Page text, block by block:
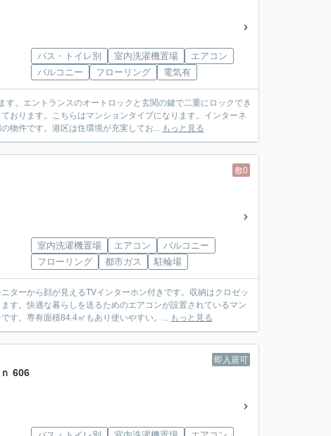
バス・トイレ別 室内洗濯機置場
エアコン
バルコニー
フローリング 電気有
。エントランスのオートロックと玄関の鍵で二重にロックでき
おります。こちらはマンションタイプになります。インターネ
物件です。港区は住環境が充実してお... もっと見る
敷0
室内洗濯機置場 エアコン
バルコニー
フローリング
都市ガス 駐輪場
ターから顔が見えるTVインターホン付きです。収納はクロゼッ
す。快適な暮らしを送るためのエアコンが設置されているマン
す。専有面積84.4㎡もあり使いやすい。... もっと見る
即入居可
606